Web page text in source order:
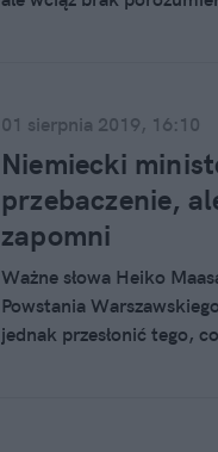
01 sierpnia 2019, 16:10
Niemiecki
przebaczenie,
zapomni
Ważne słowa Heiko
Powstania
jednak przesłonić tego,